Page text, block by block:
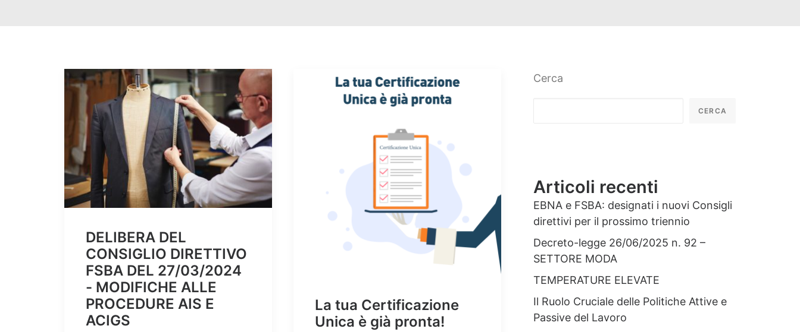
DELIBERA DEL
CONSIGLIO DIRETTIVO
FSBA DEL 27/03/2024
- MODIFICHE ALLE
PROCEDURE AIS E
ACIGS
La tua Certificazione
Unica è già pronta!
Cerca
CERCA
Articoli recenti
EBNA e FSBA: designati i nuovi Consigli
direttivi per il prossimo triennio
Decreto-legge 26/06/2025 n. 92 –
SETTORE MODA
TEMPERATURE ELEVATE
Il Ruolo Cruciale delle Politiche Attive e
Passive del Lavoro